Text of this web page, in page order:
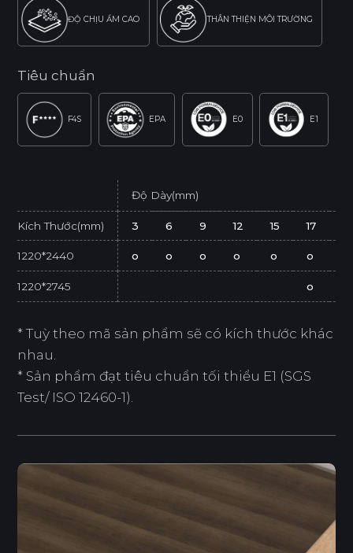
ĐỘ CHỊU ẨM CAO THÂN THIỆN MÔI TRƯỜNG
Tiêu chuẩn
F4S EPA E0 E1
Độ Dày(mm)
Kích Thước(mm) 3 6 9 12 15 17
1220*2440 o o o o o o
1220*2745 o
* Tuỳ theo mã sản phẩm sẽ có kích thước khác
nhau.
* Sản phẩm đạt tiêu chuẩn tối thiểu E1 (SGS
Test/ ISO 12460-1).